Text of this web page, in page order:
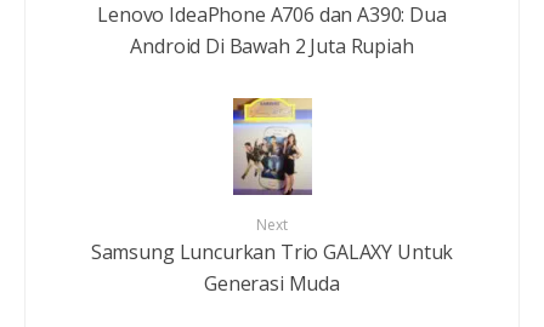
Lenovo IdeaPhone A706 dan A390: Dua
Android Di Bawah 2 Juta Rupiah
Next
Samsung Luncurkan Trio GALAXY Untuk
Generasi Muda